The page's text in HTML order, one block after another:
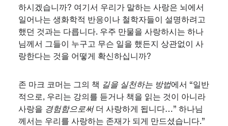
하시겠습니까? 여기서 우리가 말하는 사랑은 뇌에서
일어나는 생화학적 반응이나 철학자들이 설명하려고
했던 것과는 다릅니다. 우주 만물을 사랑하시는 하나
님께서 그들이 누구고 무슨 일을 했든지 상관없이 사
랑한다는 것을 어떻게 확신하십니까?
존 마크 코머는 그의 책 길을 실천하는 방법에서 “일반
적으로, 우리는 강의를 듣거나 책을 읽는 것이 아니라
사랑을 경험함으로써더 사랑하게 됩니다…” 하나님
께서는 우리를 사랑하는 존재가 되게 만드셨습니다.”